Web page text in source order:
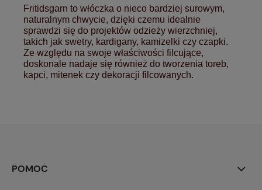
Fritidsgarn to włóczka o nieco bardziej surowym,
naturalnym chwycie, dzięki czemu idealnie
sprawdzi się do projektów odzieży wierzchniej,
takich jak swetry, kardigany, kamizelki czy czapki.
Ze względu na swoje właściwości filcujące,
doskonale nadaje się również do tworzenia toreb,
kapci, mitenek czy dekoracji filcowanych.
POMOC